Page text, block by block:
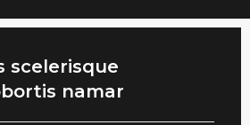
scelerisque
namar